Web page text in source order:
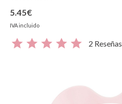
5.45€
IVA incluido
2 Reseñas